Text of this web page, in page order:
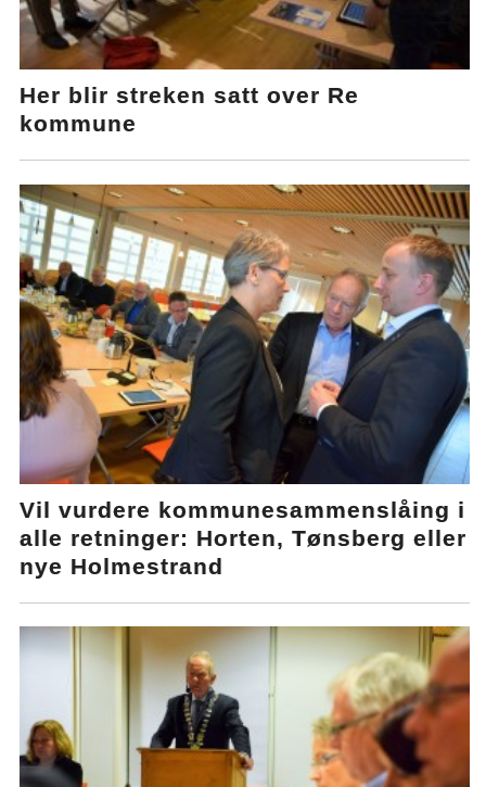
Her blir streken satt over Re
kommune
Vil vurdere kommunesammenslåing i
alle retninger: Horten, Tønsberg eller
nye Holmestrand